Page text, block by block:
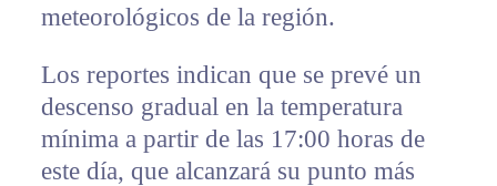
meteorológicos de la región.
Los reportes indican que se prevé un
descenso gradual en la temperatura
mínima a partir de las 17:00 horas de
este día, que alcanzará su punto más